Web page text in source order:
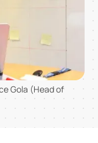
Gola (Head of